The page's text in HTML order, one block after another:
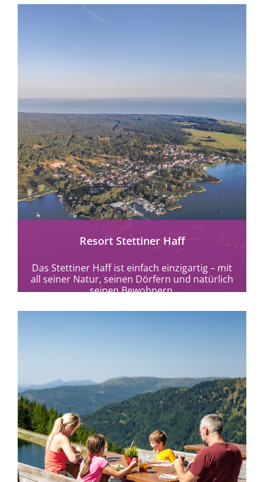
mehr erfahren
Resort Stettiner Haff
Das Stettiner Haff ist einfach einzigartig – mit
all seiner Natur, seinen Dörfern und natürlich
seinen Bewohnern.